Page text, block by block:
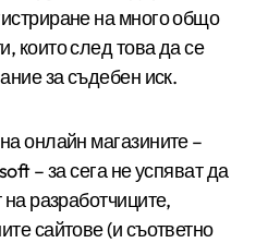
на много общо
които след това да се
за съдебен иск.
онлайн магазините –
– за сега не успяват да
на разработчиците,
сайтове (и съответно